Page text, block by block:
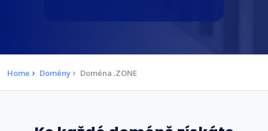
Home Domény Doména .ZONE